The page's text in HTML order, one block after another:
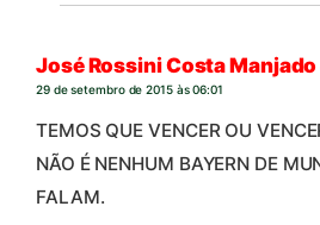
José Rossini Costa Manjado
29 de setembro de 2015 às 06:01
TEMOS QUE VENCER OU
NÃO É NENHUM BAYERN DE
FALAM.